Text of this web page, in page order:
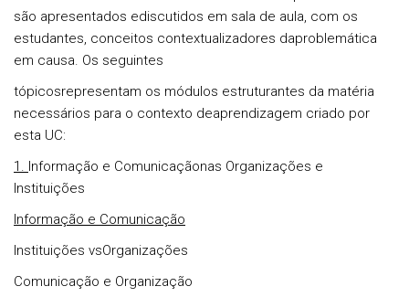
são apresentados ediscutidos em sala de aula, com os
estudantes, conceitos contextualizadores daproblemática
em causa. Os seguintes
tópicosrepresentam os módulos estruturantes da matéria
necessários para o contexto deaprendizagem criado por
esta UC:
1. Informação e Comunicaçãonas Organizações e
Instituições
Informação e Comunicação
Instituições vsOrganizações
Comunicação e Organização